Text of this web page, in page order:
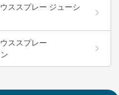
ススプレー ジューシ
ススプレー